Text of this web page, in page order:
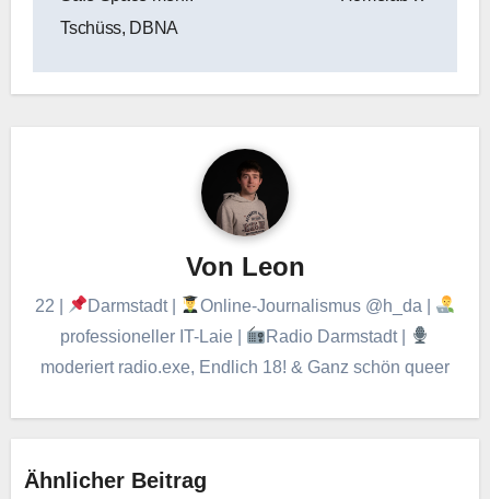
Tschüss, DBNA
Von Leon
22 | Darmstadt |
Online-Journalismus @h_da |
professioneller IT-Laie |
Radio Darmstadt |
moderiert radio.exe, Endlich 18! & Ganz schön queer
Ähnlicher Beitrag